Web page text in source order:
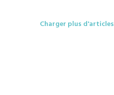
Charger plus d'articles